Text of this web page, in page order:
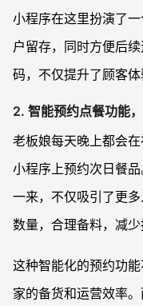
小程序在这里扮演了
户留存，同时方便后
码，不仅提升了顾客体
2. 智能预约点餐功能
老板娘每天晚上都会
小程序上预约次日餐
一来，不仅吸引了更
数量，合理备料，减少
这种智能化的预约功
家的备货和运营效率